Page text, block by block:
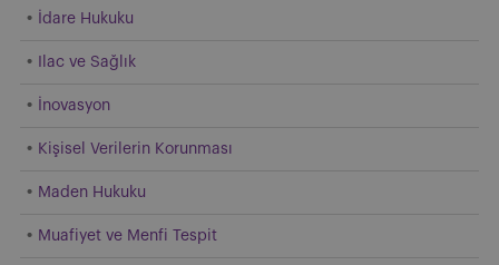
İdare Hukuku
Ilac ve Sağlık
İnovasyon
Kişisel Verilerin Korunması
Maden Hukuku
Muafiyet ve Menfi Tespit